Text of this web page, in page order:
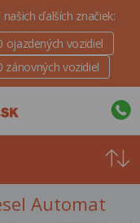
ďalších značiek:
ojazdených vozidiel
zánovných vozidiel
ceny
Automat